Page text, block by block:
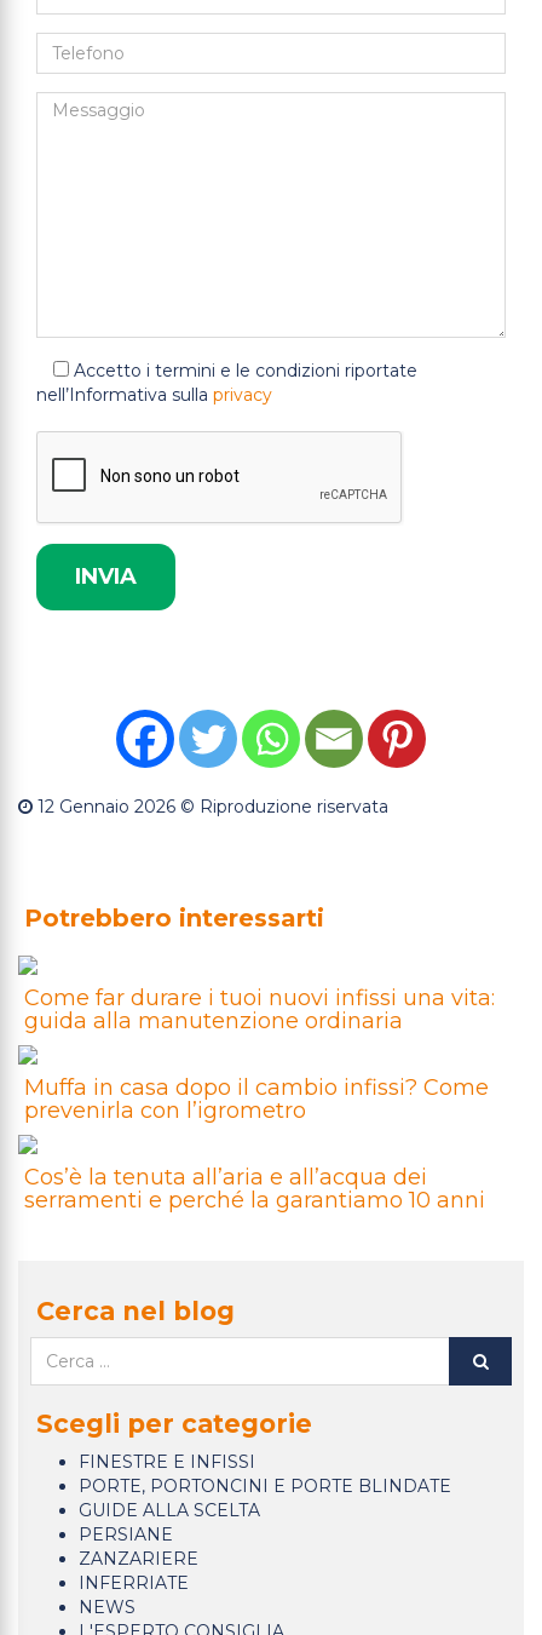
Accetto i termini e le condizioni riportate
nell’Informativa sulla privacy
12 Gennaio 2026 © Riproduzione riservata
Potrebbero interessarti
Come far durare i tuoi nuovi infissi una vita:
guida alla manutenzione ordinaria
Muffa in casa dopo il cambio infissi? Come
prevenirla con l’igrometro
Cos’è la tenuta all’aria e all’acqua dei
serramenti e perché la garantiamo 10 anni
Cerca nel blog
Scegli per categorie
FINESTRE E INFISSI
PORTE, PORTONCINI E PORTE BLINDATE
GUIDE ALLA SCELTA
PERSIANE
ZANZARIERE
INFERRIATE
NEWS